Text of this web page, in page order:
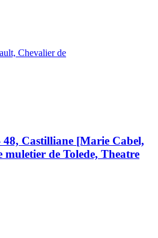
Chevalier de
48, Castilliane [Marie Cabel,
de Tolede, Theatre